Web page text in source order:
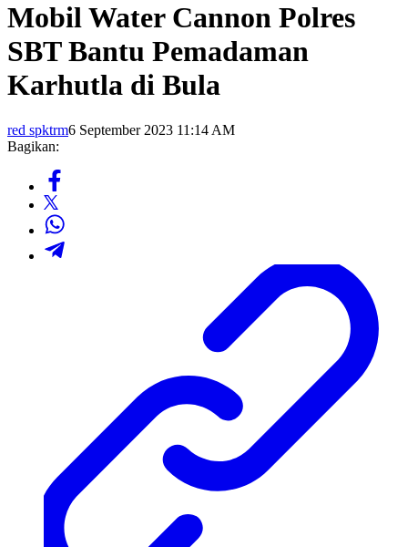
Mobil Water Cannon Polres
SBT Bantu Pemadaman
Karhutla di Bula
red spktrm6 September 2023 11:14 AM
Bagikan: